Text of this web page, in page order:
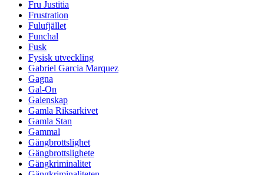
Fru Justitia
Frustration
Fulufjället
Funchal
Fusk
Fysisk utveckling
Gabriel Garcia Marquez
Gagna
Gal-On
Galenskap
Gamla Riksarkivet
Gamla Stan
Gammal
Gängbrottslighet
Gängbrottslighete
Gängkriminalitet